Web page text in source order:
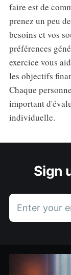
faire est de
prenez un peu
besoins et vos
préférences
exercice vous
les objectifs
Chaque
important
individuelle.
Sign
Enter your